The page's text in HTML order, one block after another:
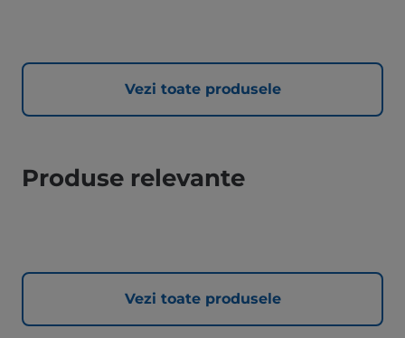
Vezi toate produsele
Produse relevante
Vezi toate produsele